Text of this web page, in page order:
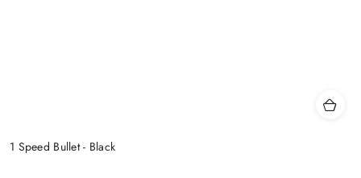
1 Speed Bullet - Black